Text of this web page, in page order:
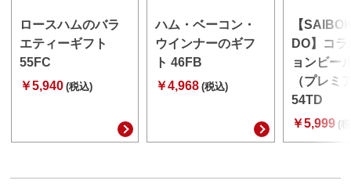
ロースハムのバラ
エティーギフト
55FC
￥5,940 (税込)
ハム・ベーコン・
ウインナーのギフ
ト 46FB
￥4,968 (税込)
【
DO】コ
ョンビー
（プレミ
54TD
￥5,999 (